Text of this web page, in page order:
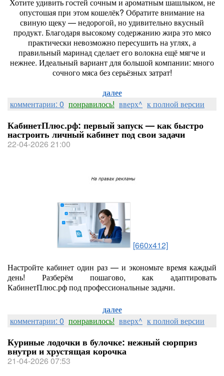
опустошая при этом кошелёк? Обратите внимание на
свиную щеку — недорогой, но удивительно вкусный
продукт. Благодаря высокому содержанию жира это мясо
практически невозможно пересушить на углях, а
правильный маринад сделает его волокна ещё мягче и
нежнее. Идеальный вариант для большой компании: много
сочного мяса без серьёзных затрат!
далее
комментарии: 0 понравилось! вверх^ к полной версии
КабинетПлюс.рф: первый запуск — как быстро
настроить личный кабинет под свои задачи
22-04-2026 21:00
[660x412]
Настройте кабинет один раз — и экономьте время каждый
день! Разберём пошагово, как адаптировать
КабинетПлюс.рф под профессиональные задачи.
далее
комментарии: 0 понравилось! вверх^ к полной версии
Куриные лодочки в булочке: нежный сюрприз
внутри и хрустящая корочка
21-04-2026 07:53